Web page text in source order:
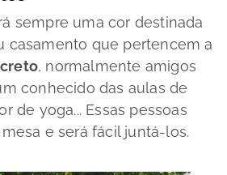
sempre uma cor destinada
casamento que pertencem a
, normalmente amigos
conhecido das aulas de
de yoga... Essas pessoas
e será fácil juntá-los.